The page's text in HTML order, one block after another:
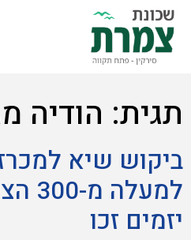
תגית: הודיה
ביקוש שיא
יזמים זכו